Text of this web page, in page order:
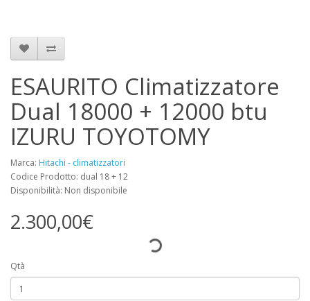
ESAURITO Climatizzatore
Dual 18000 + 12000 btu
IZURU TOYOTOMY
Marca: Hitachi - climatizzatori
Codice Prodotto: dual 18 + 12
Disponibilità: Non disponibile
2.300,00€
Qtà